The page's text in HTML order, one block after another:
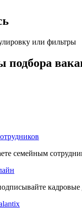
или фильтры
семейным